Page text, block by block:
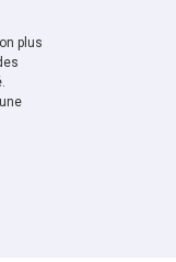
plus